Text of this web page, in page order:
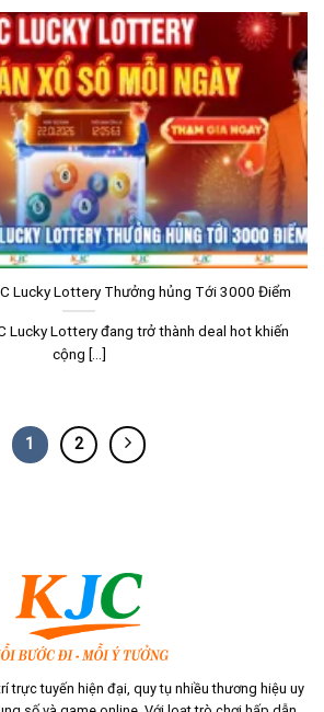
Lucky Lottery Thưởng hủng Tới 3000 Điểm
Lucky Lottery đang trở thành deal hot khiến
cộng [...]
1 2
trực tuyến hiện đại, quy tụ nhiều thương hiệu uy